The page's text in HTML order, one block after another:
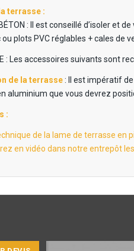
terrasse :
: Il est conseillé d’isoler et
plots PVC réglables + cales de
: Les accessoires suivants sont
de la terrasse: Il est impératif
aluminium que vous devrez
:
de la lame de terrasse en
en vidéo dans notre entrepôt